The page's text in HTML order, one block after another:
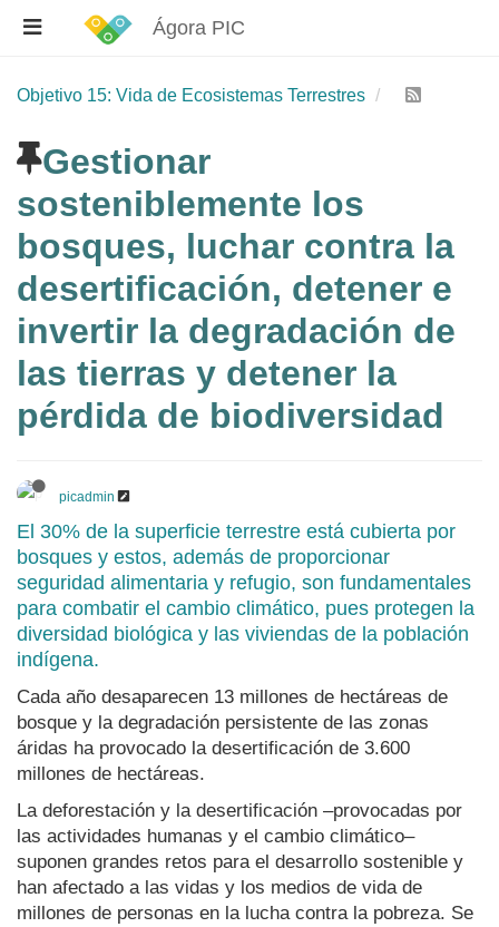
Ágora PIC
Objetivo 15: Vida de Ecosistemas Terrestres
Gestionar
sosteniblemente los
bosques, luchar contra la
desertificación, detener e
invertir la degradación de
las tierras y detener la
pérdida de biodiversidad
picadmin
El 30% de la superficie terrestre está cubierta por
bosques y estos, además de proporcionar
seguridad alimentaria y refugio, son fundamentales
para combatir el cambio climático, pues protegen la
diversidad biológica y las viviendas de la población
indígena.
Cada año desaparecen 13 millones de hectáreas de
bosque y la degradación persistente de las zonas
áridas ha provocado la desertificación de 3.600
millones de hectáreas.
La deforestación y la desertificación –provocadas por
las actividades humanas y el cambio climático–
suponen grandes retos para el desarrollo sostenible y
han afectado a las vidas y los medios de vida de
millones de personas en la lucha contra la pobreza. Se